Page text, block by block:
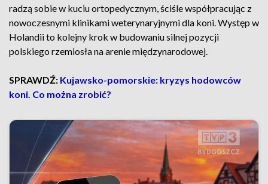
radzą sobie w kuciu ortopedycznym, ściśle współpracując z
nowoczesnymi klinikami weterynaryjnymi dla koni. Występ w
Holandii to kolejny krok w budowaniu silnej pozycji
polskiego rzemiosła na arenie międzynarodowej.
SPRAWDŹ: Kujawsko-pomorskie: kryzys hodowców
koni. Co można zrobić?